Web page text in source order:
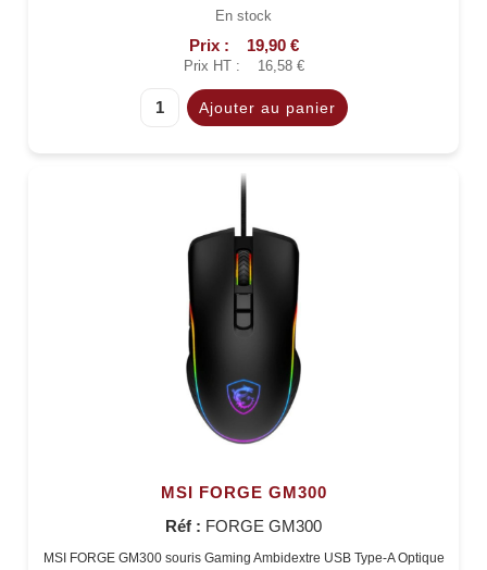
En stock
Prix : 19,90 €
Prix HT : 16,58 €
MSI FORGE GM300
Réf : FORGE GM300
MSI FORGE GM300 souris Gaming Ambidextre USB Type-A Optique